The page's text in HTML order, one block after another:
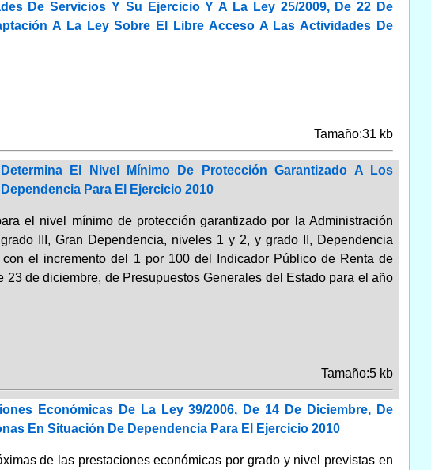
De Servicios Y Su Ejercicio Y A La Ley 25/2009, De 22 De
A La Ley Sobre El Libre Acceso A Las Actividades De
Tamaño:31 kb
El Nivel Mínimo De Protección Garantizado A Los
Para El Ejercicio 2010
el nivel mínimo de protección garantizado por la Administración
III, Gran Dependencia, niveles 1 y 2, y grado II, Dependencia
el incremento del 1 por 100 del Indicador Público de Renta de
de diciembre, de Presupuestos Generales del Estado para el año
Tamaño:5 kb
Económicas De La Ley 39/2006, De 14 De Diciembre, De
En Situación De Dependencia Para El Ejercicio 2010
de las prestaciones económicas por grado y nivel previstas en